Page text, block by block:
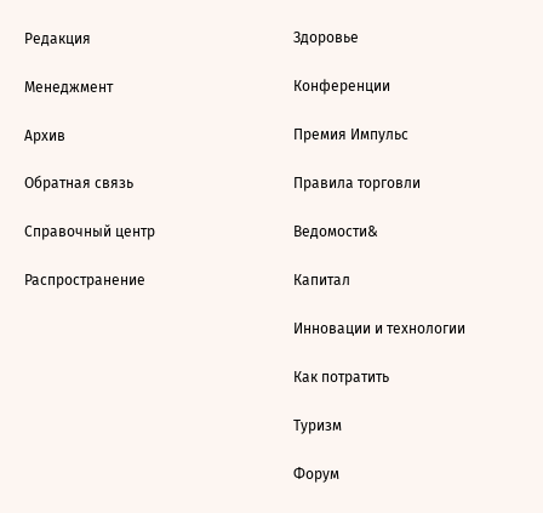
Редакция
Менеджмент
Архив
Обратная связь
Справочный центр
Распространение
Здоровье
Конференции
Премия Импульс
Правила торговли
Ведомости&
Капитал
Инновации и технологии
Как потратить
Туризм
Форум